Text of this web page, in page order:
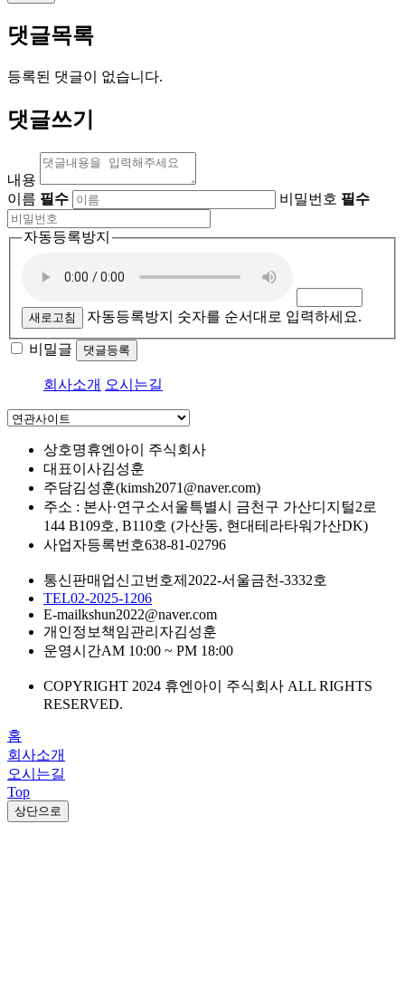
댓글목록
등록된 댓글이 없습니다.
댓글쓰기
내용
이름 필수 비밀번호 필수
자동등록방지
새로고침 자동등록방지 숫자를 순서대로 입력하세요.
비밀글 댓글등록
회사소개 오시는길
상호명휴엔아이 주식회사
대표이사김성훈
주담김성훈(kimsh2071@naver.com)
주소 : 본사·연구소서울특별시 금천구 가산디지털2로
144 B109호, B110호 (가산동, 현대테라타워가산DK)
사업자등록번호638-81-02796
통신판매업신고번호제2022-서울금천-3332호
TEL02-2025-1206
E-mailkshun2022@naver.com
개인정보책임관리자김성훈
운영시간AM 10:00 ~ PM 18:00
COPYRIGHT 2024 휴엔아이 주식회사 ALL RIGHTS
RESERVED.
홈
회사소개
오시는길
Top
상단으로